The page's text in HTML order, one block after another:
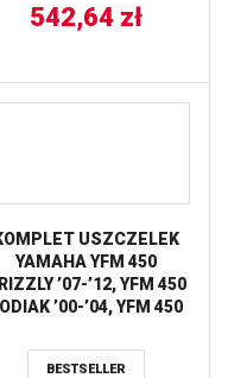
542,64 zł
USZCZELEK
YAMAHA YFM 450
’07-’12, YFM 450
’00-’04, YFM 450
ATHENA
BESTSELLER